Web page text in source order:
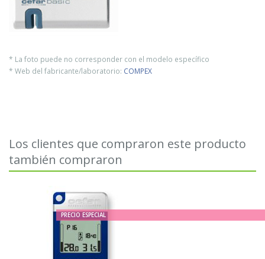
* La foto puede no corresponder con el modelo específico
* Web del fabricante/laboratorio: COMPEX
Los clientes que compraron este producto
también compraron
PRECIO ESPECIAL